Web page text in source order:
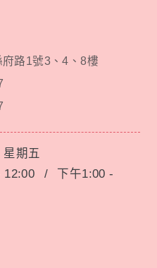
路1號3、4、8樓
期五
12:00
/
下午1:00 -